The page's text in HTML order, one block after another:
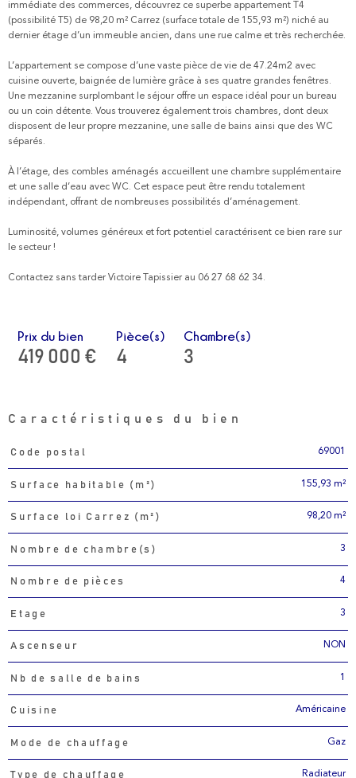
immédiate des commerces, découvrez ce superbe appartement T4
(possibilité T5) de 98,20 m² Carrez (surface totale de 155,93 m²) niché au
dernier étage d’un immeuble ancien, dans une rue calme et très recherchée.
L’appartement se compose d’une vaste pièce de vie de 47.24m2 avec
cuisine ouverte, baignée de lumière grâce à ses quatre grandes fenêtres.
Une mezzanine surplombant le séjour offre un espace idéal pour un bureau
ou un coin détente. Vous trouverez également trois chambres, dont deux
disposent de leur propre mezzanine, une salle de bains ainsi que des WC
séparés.
À l’étage, des combles aménagés accueillent une chambre supplémentaire
et une salle d’eau avec WC. Cet espace peut être rendu totalement
indépendant, offrant de nombreuses possibilités d’aménagement.
Luminosité, volumes généreux et fort potentiel caractérisent ce bien rare sur
le secteur !
Contactez sans tarder Victoire Tapissier au 06 27 68 62 34.
Prix du bien
419 000 €
Pièce(s)
4
Chambre(s)
3
Caractéristiques du bien
Caractéristiques
Code postal 69001
Surface habitable (m²) 155,93 m²
Surface loi Carrez (m²) 98,20 m²
Nombre de chambre(s) 3
Nombre de pièces 4
Etage 3
Ascenseur NON
Nb de salle de bains 1
Cuisine Américaine
Mode de chauffage Gaz
Type de chauffage Radiateur